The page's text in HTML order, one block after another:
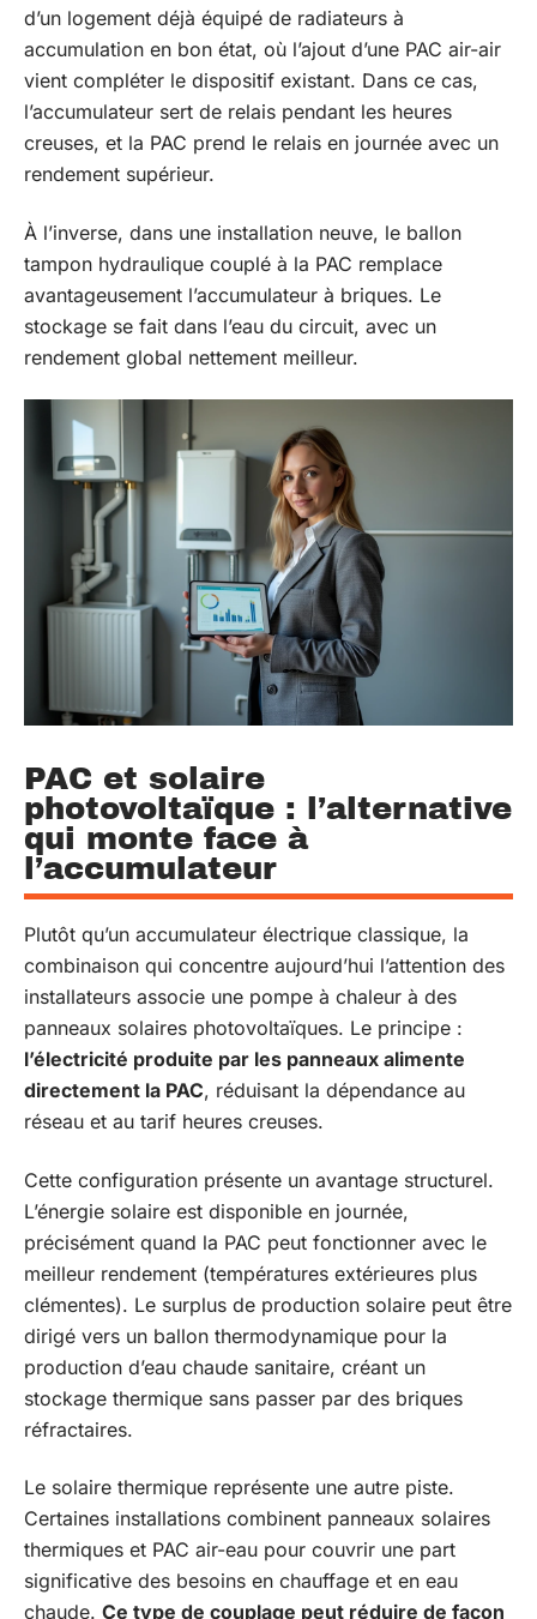
d’un logement déjà équipé de radiateurs à
accumulation en bon état, où l’ajout d’une PAC air-air
vient compléter le dispositif existant. Dans ce cas,
l’accumulateur sert de relais pendant les heures
creuses, et la PAC prend le relais en journée avec un
rendement supérieur.
À l’inverse, dans une installation neuve, le ballon
tampon hydraulique couplé à la PAC remplace
avantageusement l’accumulateur à briques. Le
stockage se fait dans l’eau du circuit, avec un
rendement global nettement meilleur.
PAC et solaire
photovoltaïque : l’alternative
qui monte face à
l’accumulateur
Plutôt qu’un accumulateur électrique classique, la
combinaison qui concentre aujourd’hui l’attention des
installateurs associe une pompe à chaleur à des
panneaux solaires photovoltaïques. Le principe :
l’électricité produite par les panneaux alimente
directement la PAC, réduisant la dépendance au
réseau et au tarif heures creuses.
Cette configuration présente un avantage structurel.
L’énergie solaire est disponible en journée,
précisément quand la PAC peut fonctionner avec le
meilleur rendement (températures extérieures plus
clémentes). Le surplus de production solaire peut être
dirigé vers un ballon thermodynamique pour la
production d’eau chaude sanitaire, créant un
stockage thermique sans passer par des briques
réfractaires.
Le solaire thermique représente une autre piste.
Certaines installations combinent panneaux solaires
thermiques et PAC air-eau pour couvrir une part
significative des besoins en chauffage et en eau
chaude. Ce type de couplage peut réduire de façon